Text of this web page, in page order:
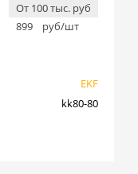
От 100 тыс. руб
899
руб/шт
EKF
kk80-80